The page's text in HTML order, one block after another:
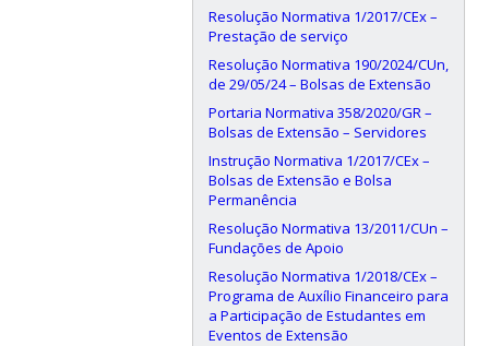
Resolução Normativa 1/2017/CEx –
Prestação de serviço
Resolução Normativa 190/2024/CUn,
de 29/05/24 – Bolsas de Extensão
Portaria Normativa 358/2020/GR –
Bolsas de Extensão – Servidores
Instrução Normativa 1/2017/CEx –
Bolsas de Extensão e Bolsa
Permanência
Resolução Normativa 13/2011/CUn –
Fundações de Apoio
Resolução Normativa 1/2018/CEx –
Programa de Auxílio Financeiro para
a Participação de Estudantes em
Eventos de Extensão